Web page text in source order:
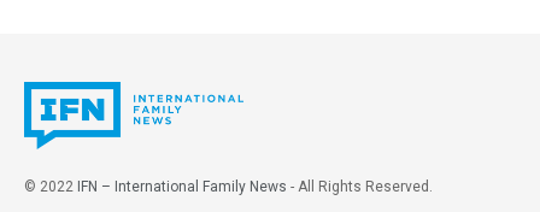
© 2022 IFN – International Family News - All Rights Reserved.